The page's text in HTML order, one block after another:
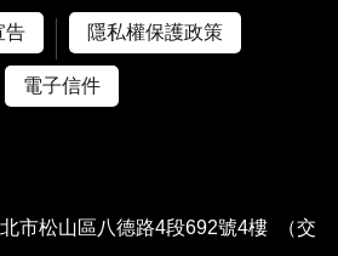
告
隱私權保護政策
電子信件
松山區八德路4段692號4樓
（交